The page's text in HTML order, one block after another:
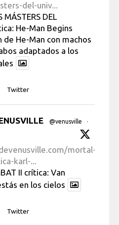
del-univ...
MÁSTERS DEL
He-Man Begins
de He-Man con machos
adaptados a los
Twitter
@venusville
·
mortal-
karl-...
II crítica: Van
en los cielos
Twitter